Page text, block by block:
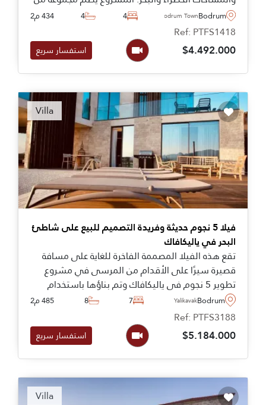
الوحدات السكنية التي تتنوع ما بين شقق وفلل
وخدمات داخل المشروع ومرافق متنوعة لتوفر لك
ولعائلتك مستوى معيشة راقي.
Bodrum
Bodrum Town
4
4 434 م2
Ref: PTFS1418
$4.492.000 استفسار سريع
Villa
فيلا 5 نجوم حديثة وفريدة التصميم للبيع على شاطئ
البحر في ياليكافاك
تقع هذه الفيلا المصممة الفاخرة للغاية على مسافة
قصيرة سيرًا على الأقدام من المرسى في مشروع
تطوير 5 نجوم في ياليكافاك وتم بناؤها باستخدام
تقنيات فريدة تجمع بين الخشب والحجر الطبيعي لإنشاء
منزل مطابق لمعايير الفخامة.
Bodrum
Yalikavak
7
8 485 م2
Ref: PTFS3188
$5.184.000 استفسار سريع
Villa
Recommended